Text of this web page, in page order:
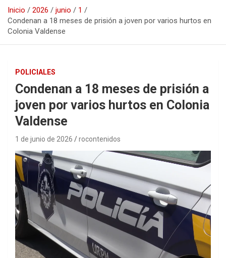
Inicio 2026 junio
1
Condenan a 18 meses de prisión a joven por varios hurtos en
Colonia Valdense
POLICIALES
Condenan a 18 meses de prisión a
joven por varios hurtos en Colonia
Valdense
1 de junio de 2026 rocontenidos